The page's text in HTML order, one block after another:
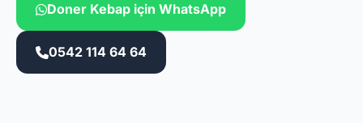
Doner Kebap için WhatsApp
0542 114 64 64